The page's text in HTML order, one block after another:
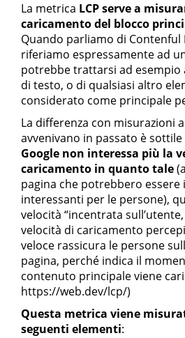
La metrica LCP serve a
caricamento del blocco
Quando parliamo di
riferiamo espressamente ad
potrebbe trattarsi ad esempio
di testo, o di qualsiasi altro
considerato come principale
La differenza con misurazioni
avvenivano in passato è sottile
Google non interessa più la
caricamento in quanto tale
pagina che potrebbero
interessanti per le persone),
velocità “incentrata
velocità di caricamento
veloce rassicura le persone
pagina, perché indica il
contenuto principale viene
https://web.dev/lcp/)
Questa metrica viene
seguenti elementi: